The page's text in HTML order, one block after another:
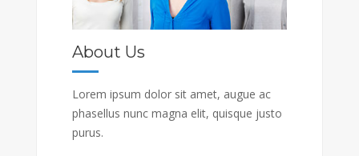
About Us
Lorem ipsum dolor sit amet, augue ac
phasellus nunc magna elit, quisque justo
purus.